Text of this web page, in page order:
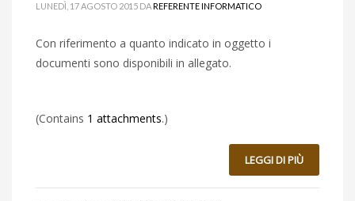
LUNEDÌ, 17 AGOSTO 2015 DAREFERENTE INFORMATICO
Con riferimento a quanto indicato in oggetto i
documenti sono disponibili in allegato.
(Contains 1 attachments.)
LEGGI DI PIÙ